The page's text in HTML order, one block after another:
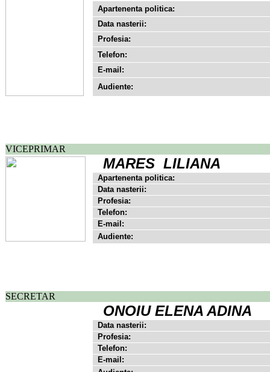
Apartenenta politica:
Data nasterii:
Profesia:
Telefon:
E-mail:
Audiente:
VICEPRIMAR
MARES LILIANA
Apartenenta politica:
Data nasterii:
Profesia:
Telefon:
E-mail:
Audiente:
SECRETAR
ONOIU ELENA ADINA
Data nasterii:
Profesia:
Telefon:
E-mail: